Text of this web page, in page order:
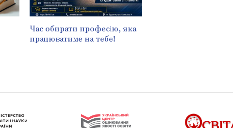
Час обирати професію, яка
працюватиме на тебе!